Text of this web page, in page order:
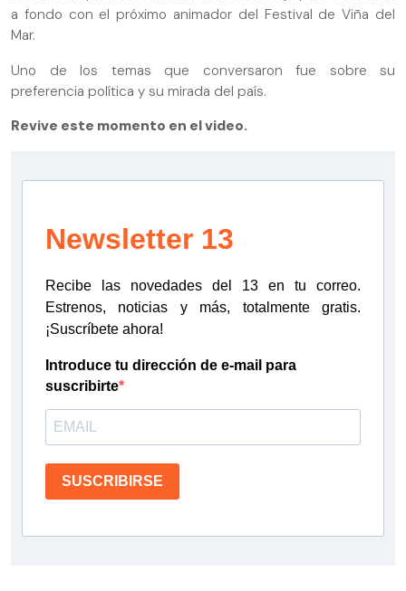
a fondo con el próximo animador del Festival de Viña del
Mar.
Uno de los temas que conversaron fue sobre su
preferencia política y su mirada del país.
Revive este momento en el video.
Newsletter 13
Recibe las novedades del 13 en tu correo.
Estrenos, noticias y más, totalmente gratis.
¡Suscríbete ahora!
Introduce tu dirección de e-mail para
suscribirte
SUSCRIBIRSE